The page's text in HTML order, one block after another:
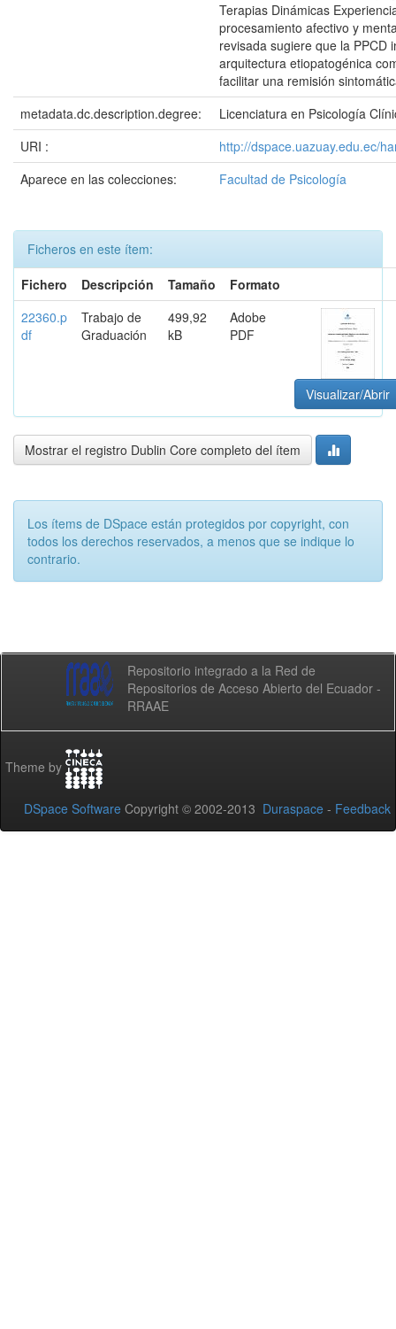
Terapias Dinámicas
procesamiento afectivo y
revisada sugiere que la PPCD
arquitectura etiopatogénica
facilitar una remisión
metadata.dc.description.degree:
Licenciatura en Psicología
URI :
http://dspace.uazuay.edu.ec/
Aparece en las colecciones:
Facultad de Psicología
Ficheros en este ítem:
Fichero
Descripción Tamaño
Formato
22360.p
df
Trabajo de
Graduación
499,92
kB
Adobe
PDF
Visualizar/Abrir
Mostrar el registro Dublin Core completo del ítem
Los ítems de DSpace están protegidos por copyright, con
todos los derechos reservados, a menos que se indique lo
contrario.
Repositorio integrado a la Red de
Repositorios de Acceso Abierto del Ecuador -
RRAAE
Theme by
DSpace Software Copyright © 2002-2013 Duraspace - Feedback